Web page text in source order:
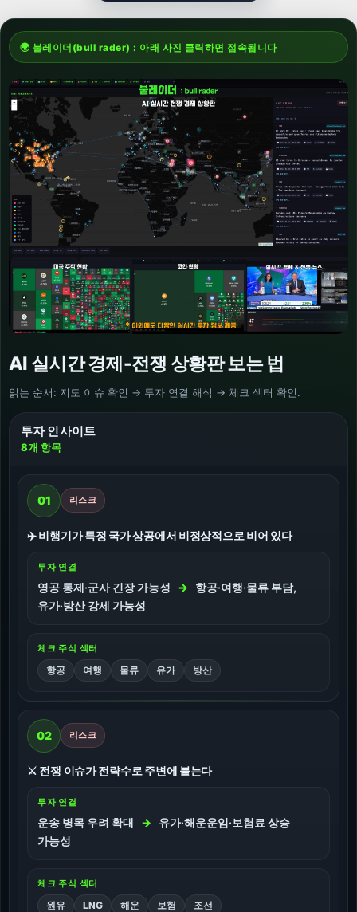
🌍 불레이더(bull rader) : 아래 사진 클릭하면 접속됩니다
AI 실시간 경제-전쟁 상황판 보는 법
읽는 순서: 지도 이슈 확인 → 투자 연결 해석 → 체크 섹터 확인.
투자 인사이트
8개 항목
01 리스크
✈️ 비행기가 특정 국가 상공에서 비정상적으로 비어 있다
투자 연결
영공 통제·군사 긴장 가능성 →
항공·여행·물류 부담,
유가·방산 강세 가능성
체크 주식 섹터
항공 여행 물류 유가 방산
02 리스크
⚔️ 전쟁 이슈가 전략수로 주변에 붙는다
투자 연결
운송 병목 우려 확대 →
유가·해운운임·보험료 상승
가능성
체크 주식 섹터
원유 LNG 해운 보험 조선